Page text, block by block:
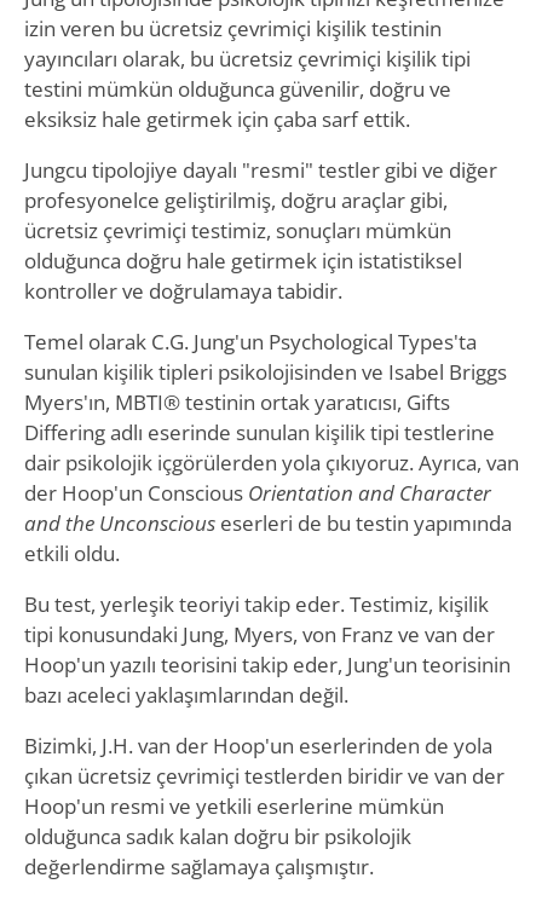
izin veren bu ücretsiz çevrimiçi kişilik testinin
yayıncıları olarak, bu ücretsiz çevrimiçi kişilik tipi
testini mümkün olduğunca güvenilir, doğru ve
eksiksiz hale getirmek için çaba sarf ettik.
Jungcu tipolojiye dayalı "resmi" testler gibi ve diğer
profesyonelce geliştirilmiş, doğru araçlar gibi,
ücretsiz çevrimiçi testimiz, sonuçları mümkün
olduğunca doğru hale getirmek için istatistiksel
kontroller ve doğrulamaya tabidir.
Temel olarak C.G. Jung'un Psychological Types'ta
sunulan kişilik tipleri psikolojisinden ve Isabel Briggs
Myers'ın, MBTI® testinin ortak yaratıcısı, Gifts
Differing adlı eserinde sunulan kişilik tipi testlerine
dair psikolojik içgörülerden yola çıkıyoruz. Ayrıca, van
der Hoop'un Conscious Orientation and Character
and the Unconsciouseserleri de bu testin yapımında
etkili oldu.
Bu test, yerleşik teoriyi takip eder. Testimiz, kişilik
tipi konusundaki Jung, Myers, von Franz ve van der
Hoop'un yazılı teorisini takip eder, Jung'un teorisinin
bazı aceleci yaklaşımlarından değil.
Bizimki, J.H. van der Hoop'un eserlerinden de yola
çıkan ücretsiz çevrimiçi testlerden biridir ve van der
Hoop'un resmi ve yetkili eserlerine mümkün
olduğunca sadık kalan doğru bir psikolojik
değerlendirme sağlamaya çalışmıştır.